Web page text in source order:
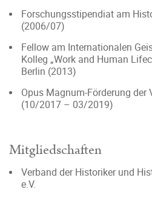
Forschungsstipendiat am
(2006/07)
Fellow am Internationalen
Kolleg „Work and Human
Berlin (2013)
Opus Magnum-Förderung
(10/2017 – 03/2019)
Mitgliedschaften
Verband der Historiker und
e.V.